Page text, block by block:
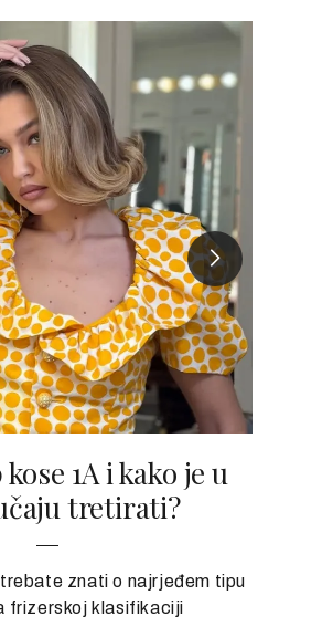
1A i kako je u
tretirati?
znati o najrjeđem tipu
frizerskoj klasifikaciji